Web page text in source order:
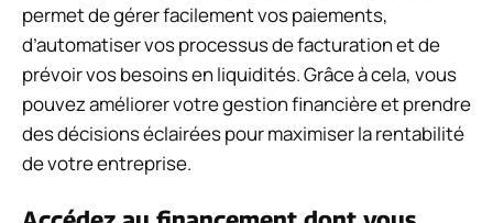
permet de gérer facilement vos paiements,
d’automatiser vos processus de facturation et de
prévoir vos besoins en liquidités. Grâce à cela, vous
pouvez améliorer votre gestion financière et prendre
des décisions éclairées pour maximiser la rentabilité
de votre entreprise.